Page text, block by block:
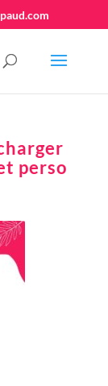
perso